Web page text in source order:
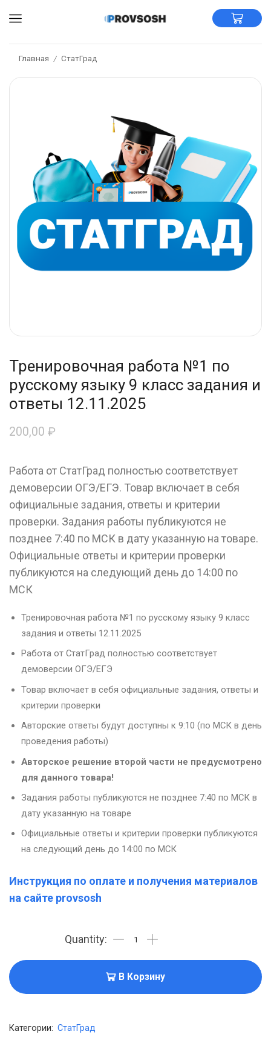
Главная / СтатГрад
Тренировочная работа №1 по
русскому языку 9 класс задания и
ответы 12.11.2025
200,00 ₽
Работа от СтатГрад полностью соответствует
демоверсии ОГЭ/ЕГЭ. Товар включает в себя
официальные задания, ответы и критерии
проверки. Задания работы публикуются не
позднее 7:40 по МСК в дату указанную на товаре.
Официальные ответы и критерии проверки
публикуются на следующий день до 14:00 по
МСК
Тренировочная работа №1 по русскому языку 9 класс
задания и ответы 12.11.2025
Работа от СтатГрад полностью соответствует
демоверсии ОГЭ/ЕГЭ
Товар включает в себя официальные задания, ответы и
критерии проверки
Авторские ответы будут доступны к 9:10 (по МСК в день
проведения работы)
Авторское решение второй части не предусмотрено
для данного товара!
Задания работы публикуются не позднее 7:40 по МСК в
дату указанную на товаре
Официальные ответы и критерии проверки публикуются
на следующий день до 14:00 по МСК
Инструкция по оплате и получения материалов
на сайте provsosh
В Корзину
Категории: СтатГрад